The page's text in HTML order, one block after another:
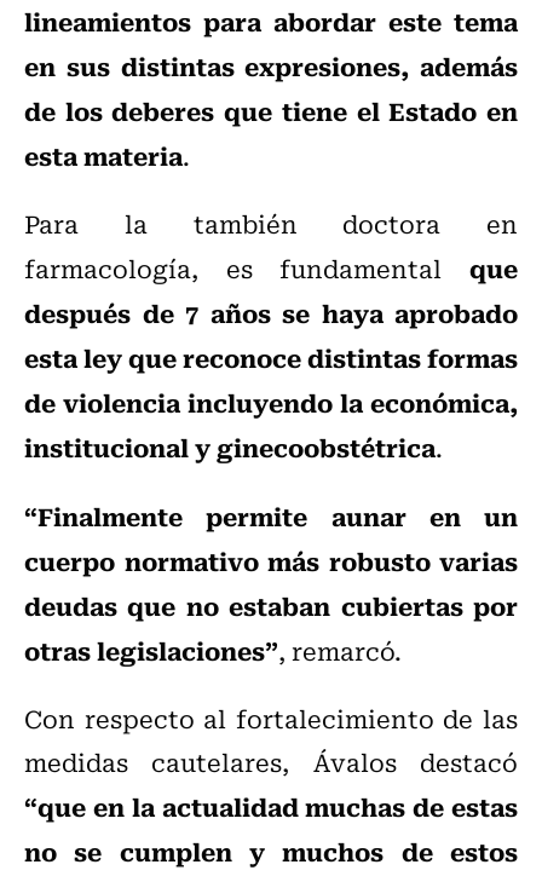
lineamientos para abordar este tema
en sus distintas expresiones, además
de los deberes que tiene el Estado en
esta materia.
Para la también doctora en
farmacología, es fundamental que
después de 7 años se haya aprobado
esta ley que reconoce distintas formas
de violencia incluyendo la económica,
institucional y ginecoobstétrica.
“Finalmente permite aunar en un
cuerpo normativo más robusto varias
deudas que no estaban cubiertas por
otras legislaciones”, remarcó.
Con respecto al fortalecimiento de las
medidas cautelares, Ávalos destacó
“que en la actualidad muchas de estas
no se cumplen y muchos de estos